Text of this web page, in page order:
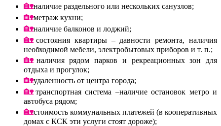
наличие раздельного или нескольких санузлов;
метраж кухни;
наличие балконов и лоджий;
состояния квартиры – давности ремонта, наличия
необходимой мебели, электробытовых приборов и т. п.;
наличия рядом парков и рекреационных зон для
отдыха и прогулок;
удаленность от центра города;
транспортная система –наличие остановок метро и
автобуса рядом;
стоимость коммунальных платежей (в кооперативных
домах с КСК эти услуги стоят дороже);